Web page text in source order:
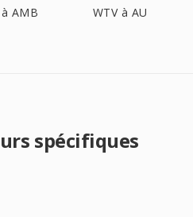
AMB WTV à AU
spécifiques